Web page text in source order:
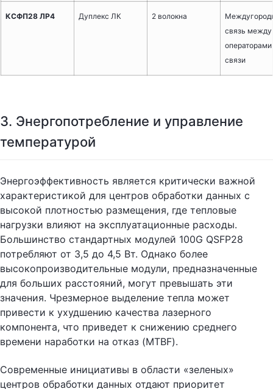
КСФП28 ЛР4 Дуплекс ЛК 2 волокна
связь между
операторами
связи
3. Энергопотребление и управление
температурой
Энергоэффективность является критически важной
характеристикой для центров обработки данных с
высокой плотностью размещения, где тепловые
нагрузки влияют на эксплуатационные расходы.
Большинство стандартных модулей 100G QSFP28
потребляют от 3,5 до 4,5 Вт. Однако более
высокопроизводительные модули, предназначенные
для больших расстояний, могут превышать эти
значения. Чрезмерное выделение тепла может
привести к ухудшению качества лазерного
компонента, что приведет к снижению среднего
времени наработки на отказ (MTBF).
Современные инициативы в области «зеленых»
центров обработки данных отдают приоритет